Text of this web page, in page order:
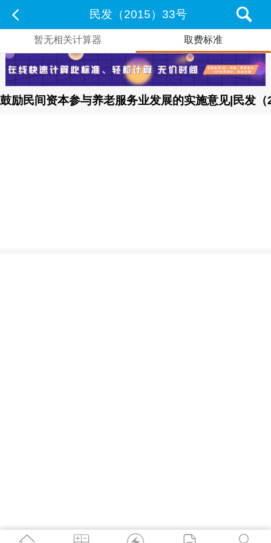
民发（2015）33号
暂无相关计算器 取费标准
鼓励民间资本参与养老服务业发展的实施意见|民发